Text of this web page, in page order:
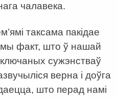
чалавека.
таксама пакідае
факт, што ў нашай
сужэнстваў
верна і доўга
што перад намі